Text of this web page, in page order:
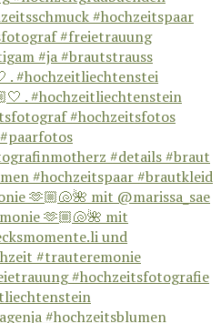
. #hochzeitliechtenstei
🫶🏼🐚🌺 mit @marissa_sae